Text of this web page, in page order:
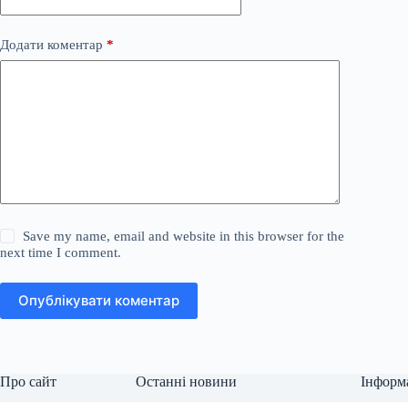
Додати коментар *
Save my name, email and website in this browser for the
next time I comment.
Опублікувати коментар
Про сайт Останні новини